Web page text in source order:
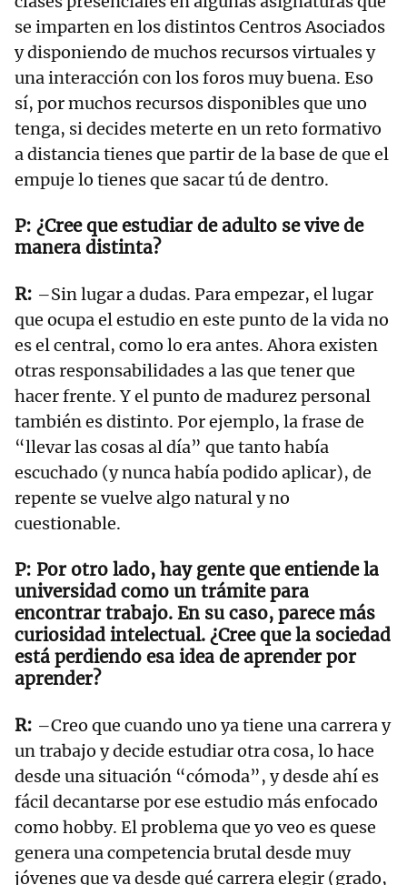
se imparten en los distintos Centros Asociados
y disponiendo de muchos recursos virtuales y
una interacción con los foros muy buena. Eso
sí, por muchos recursos disponibles que uno
tenga, si decides meterte en un reto formativo
a distancia tienes que partir de la base de que el
empuje lo tienes que sacar tú de dentro.
¿Cree que estudiar de adulto se vive de
manera distinta?
–Sin lugar a dudas. Para empezar, el lugar
que ocupa el estudio en este punto de la vida no
es el central, como lo era antes. Ahora existen
otras responsabilidades a las que tener que
hacer frente. Y el punto de madurez personal
también es distinto. Por ejemplo, la frase de
“llevar las cosas al día” que tanto había
escuchado (y nunca había podido aplicar), de
repente se vuelve algo natural y no
cuestionable.
Por otro lado, hay gente que entiende la
universidad como un trámite para
encontrar trabajo. En su caso, parece más
curiosidad intelectual. ¿Cree que la sociedad
está perdiendo esa idea de aprender por
aprender?
–Creo que cuando uno ya tiene una carrera y
un trabajo y decide estudiar otra cosa, lo hace
desde una situación “cómoda”, y desde ahí es
fácil decantarse por ese estudio más enfocado
como hobby. El problema que yo veo es quese
genera una competencia brutal desde muy
jóvenes que va desde qué carrera elegir (grado,